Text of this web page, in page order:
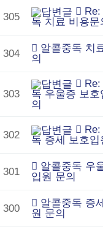
305
독 치료 비용문
304
알콜중독 치
의
303
독 우울증 보호
의
302
독 증세 보호입
301
알콜중독 우
입원 문의
300
알콜중독 증
원 문의